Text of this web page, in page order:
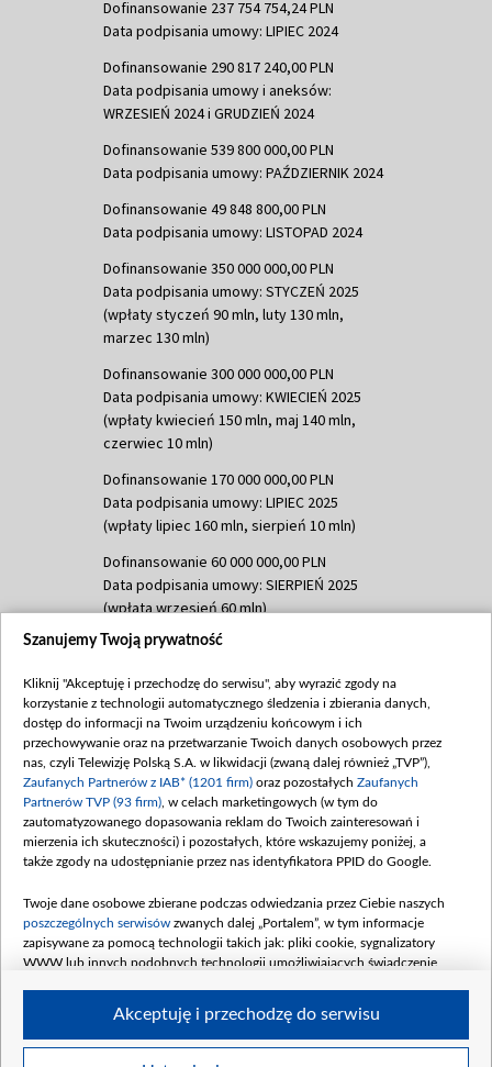
Dofinansowanie 237 754 754,24 PLN
Data podpisania umowy: LIPIEC 2024
Dofinansowanie 290 817 240,00 PLN
Data podpisania umowy i aneksów:
WRZESIEŃ 2024 i GRUDZIEŃ 2024
Dofinansowanie 539 800 000,00 PLN
Data podpisania umowy: PAŹDZIERNIK 2024
Dofinansowanie 49 848 800,00 PLN
Data podpisania umowy: LISTOPAD 2024
Dofinansowanie 350 000 000,00 PLN
Data podpisania umowy: STYCZEŃ 2025
(wpłaty styczeń 90 mln, luty 130 mln,
marzec 130 mln)
Dofinansowanie 300 000 000,00 PLN
Data podpisania umowy: KWIECIEŃ 2025
(wpłaty kwiecień 150 mln, maj 140 mln,
czerwiec 10 mln)
Dofinansowanie 170 000 000,00 PLN
Data podpisania umowy: LIPIEC 2025
(wpłaty lipiec 160 mln, sierpień 10 mln)
Dofinansowanie 60 000 000,00 PLN
Data podpisania umowy: SIERPIEŃ 2025
(wpłata wrzesień 60 mln)
Dofinansowanie 635 783 051,21 PLN
(wpłata wrzesień 100 mln, październik 350
mln, listopad 265 mln)
Dofinansowanie 48 862 000,00 PLN
Data podpisania umowy: GRUDZIEŃ 2025
(wpłata grudzień 60,548 mln)
Dofinansowanie 900 000 000,00 PLN
Data podpisania umowy: LUTY 2026 (wpłata
kwiecień 180 mln, 7 maja 180 mln, 8
czerwca 90 mln)
Dofinansowanie 250 000 000,00 PLN
4 sierpnia 250 mln
Szanujemy Twoją prywatność
Kliknij "Akceptuję i przechodzę do serwisu", aby wyrazić zgody na
korzystanie z technologii automatycznego śledzenia i zbierania danych,
dostęp do informacji na Twoim urządzeniu końcowym i ich
przechowywanie oraz na przetwarzanie Twoich danych osobowych przez
nas, czyli Telewizję Polską S.A. w likwidacji (zwaną dalej również „TVP”),
Zaufanych Partnerów z IAB* (1201 firm) oraz pozostałych Zaufanych
Partnerów TVP (93 firm) , w celach marketingowych (w tym do
zautomatyzowanego dopasowania reklam do Twoich zainteresowań i
mierzenia ich skuteczności) i pozostałych, które wskazujemy poniżej, a
także zgody na udostępnianie przez nas identyfikatora PPID do Google.
Twoje dane osobowe zbierane podczas odwiedzania przez Ciebie naszych
poszczególnych serwisów zwanych dalej „Portalem”, w tym informacje
zapisywane za pomocą technologii takich jak: pliki cookie, sygnalizatory
WWW lub innych podobnych technologii umożliwiających świadczenie
Twoje dane osobowe zbierane podczas odwiedzania przez Ciebie
Akceptuję i przechodzę do serwisu